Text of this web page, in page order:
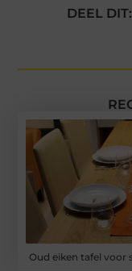
DEEL DIT:
Oud eiken tafel voor